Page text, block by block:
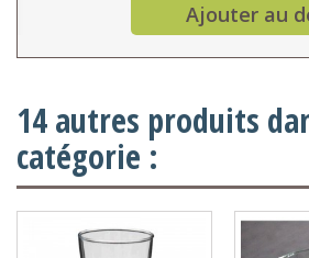
Ajouter au
14 autres produits
catégorie :